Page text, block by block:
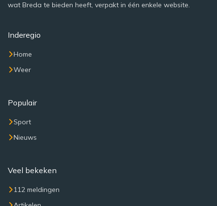
wat Breda te bieden heeft, verpakt in één enkele website.
Inderegio
Home
Weer
Populair
Sport
Nieuws
Veel bekeken
112 meldingen